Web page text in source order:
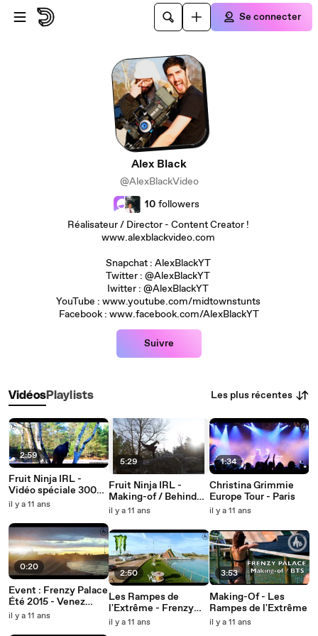
Passer au contenu principal
Se connecter
Alex Black
@AlexBlackVideo
10 followers
Réalisateur / Director - Content Creator !
www.alexblackvideo.com
Snapchat : AlexBlackYT
Twitter : @AlexBlackYT
Iwitter : @AlexBlackYT
YouTube : www.youtube.com/midtownstunts
Facebook : www.facebook.com/AlexBlackYT
Suivre
VidéosPlaylists Les plus récentes
2:59
Fruit Ninja IRL -
Vidéo spéciale 300k
FastGoodCuisine
il y a 11 ans
0:20
Event : Frenzy Palace
Été 2015 - Venez
participer à notre
il y a 11 ans
5:29
Fruit Ninja IRL -
Making-of / Behind
the scenes
il y a 11 ans
2:50
Les Rampes de
l'Extrême - Frenzy
Palace, le plus grand
il y a 11 ans
1:34
Christina Grimmie
Europe Tour - Paris
il y a 11 ans
3:53
Making-Of - Les
Rampes de l'Extrême
il y a 11 ans